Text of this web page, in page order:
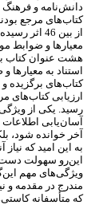
دانشنامه و فرهنگ
کتابهای مرجع
معیارها و ضوابط
هشت عنوان کتاب
استناد به معیارها
کتابهای برگزیده
ارزیابی کتابهای
رسید. یکی از
آسانیابی
آخر خوانده شود،
به این امید که
اینرو سهولت
ویژگیهای مهم این
مندرج در مقدمه و
که متأسفانه کاستی